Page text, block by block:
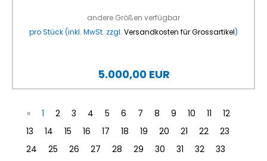
andere Größen verfügbar
pro Stück (inkl. MwSt. zzgl. Versandkosten für Grossartikel)
5.000,00 EUR
« 1 2 3 4 5 6 7 8 9 10 11
12
13
14 15 16 17 18 19 20 21 22
23
24
25 26 27 28 29 30 31 32
33